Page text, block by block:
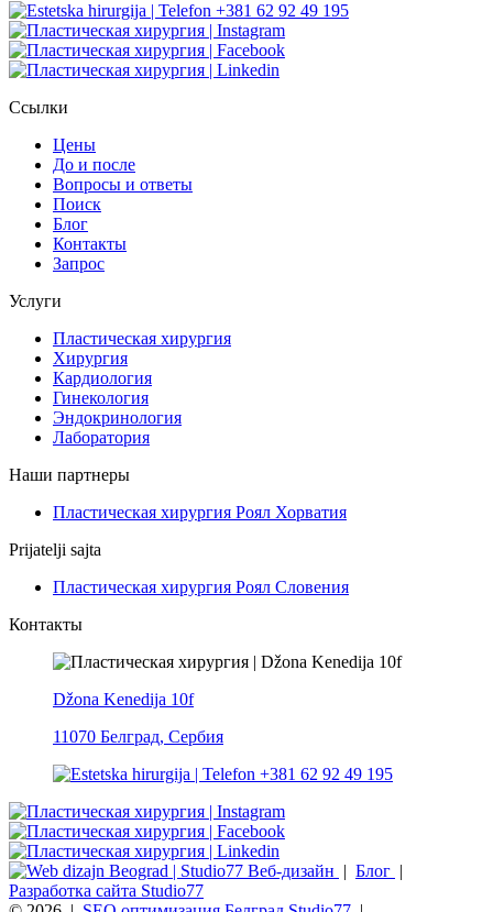
+381 62 92 49 195
Ссылки
Цены
До и после
Вопросы и ответы
Поиск
Блог
Контакты
Запрос
Услуги
Пластическая хирургия
Хирургия
Кардиология
Гинекология
Эндокринология
Лаборатория
Наши партнеры
Пластическая хирургия Роял Хорватия
Prijatelji sajta
Пластическая хирургия Роял Словения
Контакты
Džona Kenedija 10f
11070 Белград, Сербия
+381 62 92 49 195
Веб-дизайн | Блог |
Разработка сайта Studio77